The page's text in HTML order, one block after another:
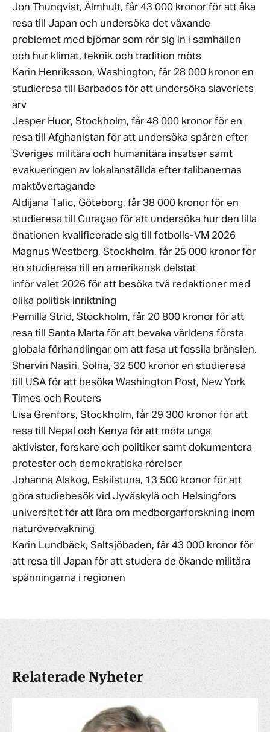
Jon Thunqvist, Älmhult, får 43 000 kronor för att åka
resa till Japan och undersöka det växande
problemet med björnar som rör sig in i samhällen
och hur klimat, teknik och tradition möts
Karin Henriksson, Washington, får 28 000 kronor en
studieresa till Barbados för att undersöka slaveriets
arv
Jesper Huor, Stockholm, får 48 000 kronor för en
resa till Afghanistan för att undersöka spåren efter
Sveriges militära och humanitära insatser samt
evakueringen av lokalanställda efter talibanernas
maktövertagande
Aldijana Talic, Göteborg, får 38 000 kronor för en
studieresa till Curaçao för att undersöka hur den lilla
önationen kvalificerade sig till fotbolls-VM 2026
Magnus Westberg, Stockholm, får 25 000 kronor för
en studieresa till en amerikansk delstat
inför valet 2026 för att besöka två redaktioner med
olika politisk inriktning
Pernilla Strid, Stockholm, får 20 800 kronor för att
resa till Santa Marta för att bevaka världens första
globala förhandlingar om att fasa ut fossila bränslen.
Shervin Nasiri, Solna, 32 500 kronor en studieresa
till USA för att besöka Washington Post, New York
Times och Reuters
Lisa Grenfors, Stockholm, får 29 300 kronor för att
resa till Nepal och Kenya för att möta unga
aktivister, forskare och politiker samt dokumentera
protester och demokratiska rörelser
Johanna Alskog, Eskilstuna, 13 500 kronor för att
göra studiebesök vid Jyväskylä och Helsingfors
universitet för att lära om medborgarforskning inom
naturövervakning
Karin Lundbäck, Saltsjöbaden, får 43 000 kronor för
att resa till Japan för att studera de ökande militära
spänningarna i regionen
Relaterade Nyheter